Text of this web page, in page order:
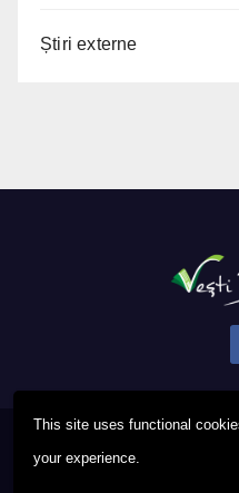
This site uses functional
your experience.
Știri externe
Proudly powered by WordPress